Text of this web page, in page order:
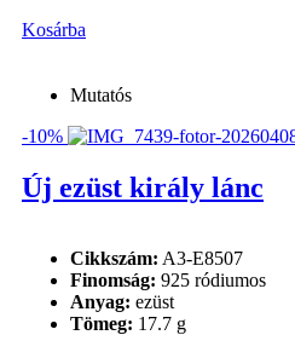
Kosárba
Mutatós
-10%
Új ezüst király lánc
Cikkszám: A3-E8507
Finomság: 925 ródiumos
Anyag: ezüst
Tömeg: 17.7 g